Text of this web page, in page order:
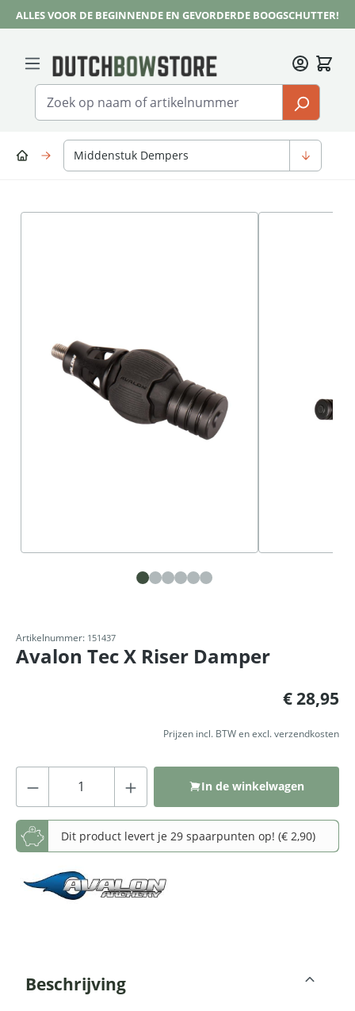
Ga naar de hoofdinhoud
ALLES VOOR DE BEGINNENDE EN GEVORDERDE BOOGSCHUTTER!
Middenstuk Dempers
Afbeeldingengalerij overslaan
Artikelnummer: 151437
Avalon Tec X Riser Damper
€ 28,95
Prijzen incl. BTW en excl. verzendkosten
Producthoeveelheid: Voer de
In de winkelwagen
Dit product levert je 29 spaarpunten op! (€ 2,90)
Beschrijving